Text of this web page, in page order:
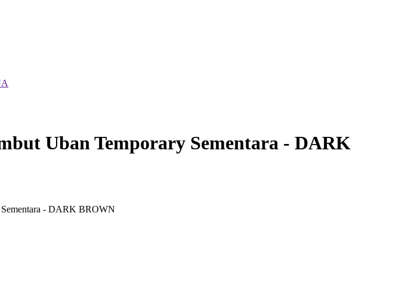
Uban Temporary Sementara - DARK
- DARK BROWN